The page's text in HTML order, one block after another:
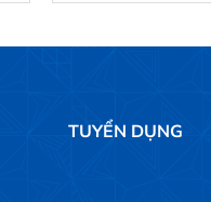
TUYỂN DỤNG